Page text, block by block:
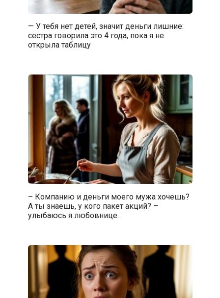
— У тебя нет детей, значит деньги лишние:
сестра говорила это 4 года, пока я не
открыла таблицу
– Компанию и деньги моего мужа хочешь?
А ты знаешь, у кого пакет акций? –
улыбаюсь я любовнице.